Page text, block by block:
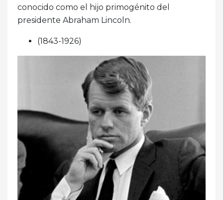
conocido como el hijo primogénito del
presidente Abraham Lincoln.
(1843-1926)